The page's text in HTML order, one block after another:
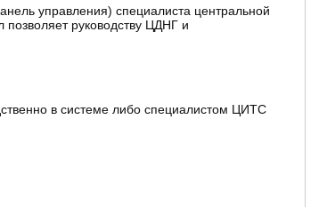
управления) специалиста центральной
руководству ЦДНГ и
в системе либо специалистом ЦИТС